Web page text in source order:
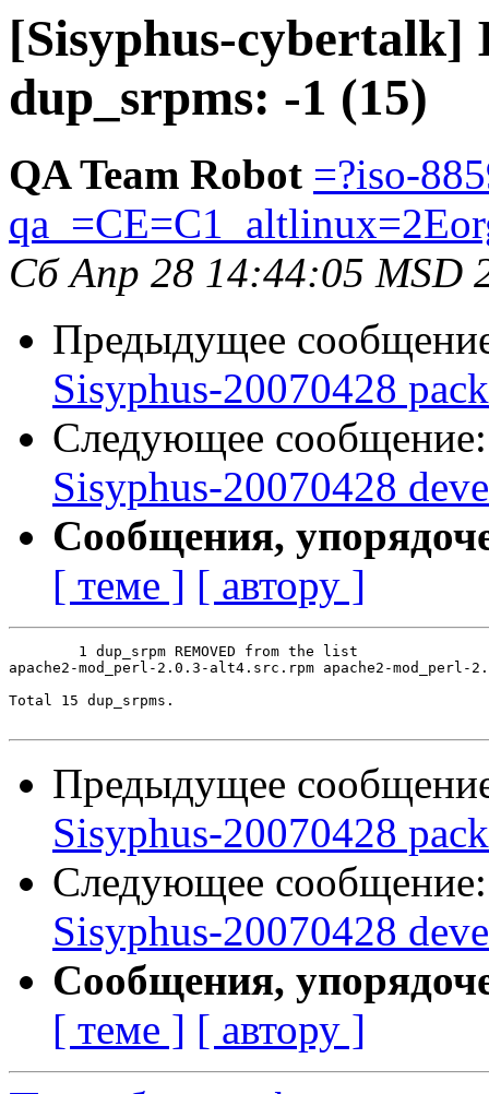
[Sisyphus-cybertalk]
dup_srpms: -1 (15)
QA Team Robot =?iso-
Сб Апр 28 14:44:05 MSD
Предыдущее
Sisyphus-20070428
Следующее
Sisyphus-20070428
Сообщения,
[ теме ] [ автору ]
apache2-mod_perl-2.0.3-alt4.src.rpm apache2-
Total 15 dup_srpms.
Предыдущее
Sisyphus-20070428
Следующее
Sisyphus-20070428
Сообщения,
[ теме ] [ автору ]